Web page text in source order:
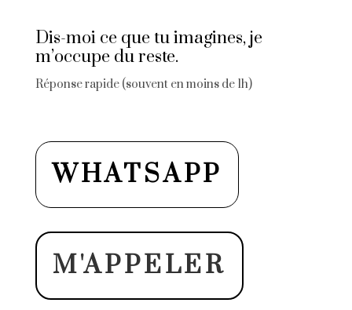
Dis-moi ce que tu imagines, je
m’occupe du reste.
Réponse rapide (souvent en moins de 1h)
WHATSAPP
M'APPELER